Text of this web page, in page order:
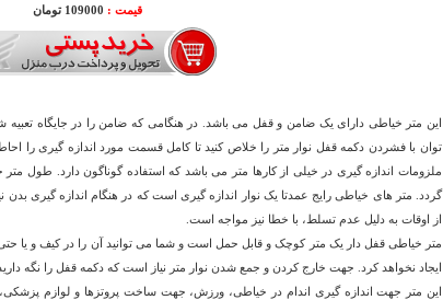
قیمت : 109000 تومان
این متر خیاطی دارای یک ضامن و قفل می باشد. در هنگامی که ضامن را در جایگاه
توان با فشردن دکمه قفل نوار متر را خلاص کنید تا کامل قسمت مورد اندازه گیری را
ملزومات اندازه گیری در خیلی از کارها متر می باشد که استفاده گوناگون دارد. طول
از اوقات به دلیل عدم تسلط، با خطا نیز مواجه است.
متر خیاطی قفل دار یک متر کوچک و قابل حمل است و شما می توانید آن را در کیف و یا
ایجاد نخواهد کرد. جهت خارج کردن و جمع شدن نوار متر نیاز است که دکمه قفل را نگه دارید.
این متر جهت اندازه گیری اندام در خیاطی، ورزش، جهت ساخت پروتزها و لوازم